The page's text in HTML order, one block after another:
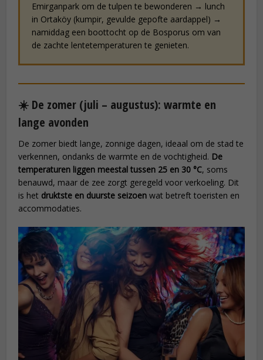
Emirganpark om de tulpen te bewonderen → lunch
in Ortaköy (kumpir, gevulde gepofte aardappel) →
namiddag een boottocht op de Bosporus om van
de zachte lentetemperaturen te genieten.
☀️ De zomer (juli – augustus): warmte en
lange avonden
De zomer biedt lange, zonnige dagen, ideaal om de stad te
verkennen, ondanks de warmte en de vochtigheid. De
temperaturen liggen meestal tussen 25 en 30 °C, soms
benauwd, maar de zee zorgt geregeld voor verkoeling. Dit
is het druktste en duurste seizoen wat betreft toeristen en
accommodaties.